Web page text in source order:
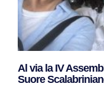
Al via la IV
Suore